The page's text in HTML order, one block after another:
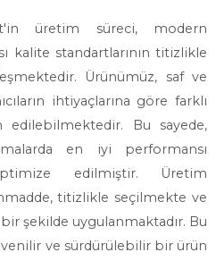
üretim süreci, modern
kalite standartlarının titizlikle
Ürünümüz, saf ve
ihtiyaçlarına göre farklı
edilebilmektedir. Bu sayede,
en iyi performansı
edilmiştir. Üretim
titizlikle seçilmekte ve
şekilde uygulanmaktadır. Bu
ve sürdürülebilir bir ürün